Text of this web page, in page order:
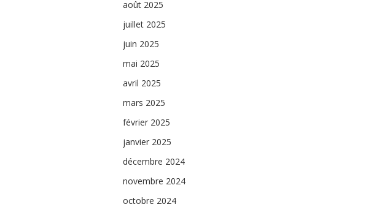
août 2025
juillet 2025
juin 2025
mai 2025
avril 2025
mars 2025
février 2025
janvier 2025
décembre 2024
novembre 2024
octobre 2024